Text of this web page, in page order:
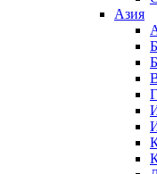
Азия